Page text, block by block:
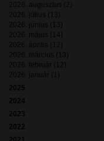
2026. augusztus (2)
2026. július (13)
2026. június (13)
2026. május (14)
2026. április (12)
2026. március (13)
2026. február (12)
2026. január (1)
2025
2024
2023
2022